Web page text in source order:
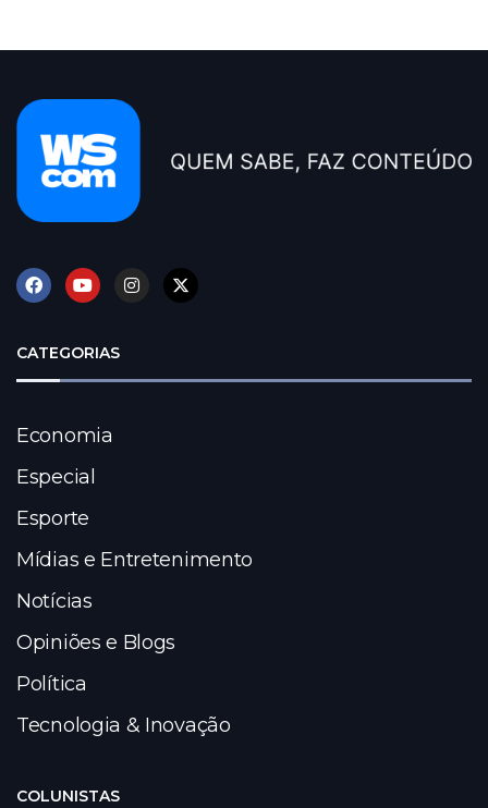
CATEGORIAS
Economia
Especial
Esporte
Mídias e Entretenimento
Notícias
Opiniões e Blogs
Política
Tecnologia & Inovação
COLUNISTAS